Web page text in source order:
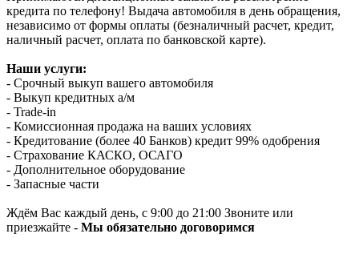
кредита по телефону! Выдача автомобиля в день обращения,
независимо от формы оплаты (безналичный расчет, кредит,
наличный расчет, оплата по банковской карте).
Наши услуги:
- Срочный выкуп вашего автомобиля
- Выкуп кредитных а/м
- Trade-in
- Комиссионная продажа на ваших условиях
- Кредитование (более 40 Банков) кредит 99% одобрения
- Страхование КАСКО, ОСАГО
- Дополнительное оборудование
- Запасные части
Ждём Вас каждый день, с 9:00 до 21:00 Звоните или
приезжайте - Мы обязательно договоримся